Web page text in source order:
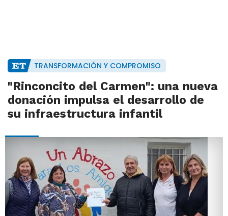
TRANSFORMACIÓN Y COMPROMISO
"Rinconcito del Carmen": una nueva
donación impulsa el desarrollo de
su infraestructura infantil